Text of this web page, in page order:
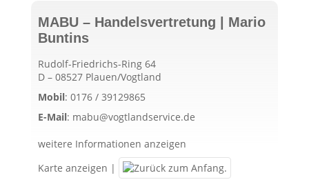
MABU – Handelsvertretung | Mario
Buntins
Rudolf-Friedrichs-Ring 64
D – 08527 Plauen/Vogtland
Mobil: 0176 / 39129865
E-Mail: mabu@vogtlandservice.de
weitere Informationen anzeigen
Karte anzeigen |